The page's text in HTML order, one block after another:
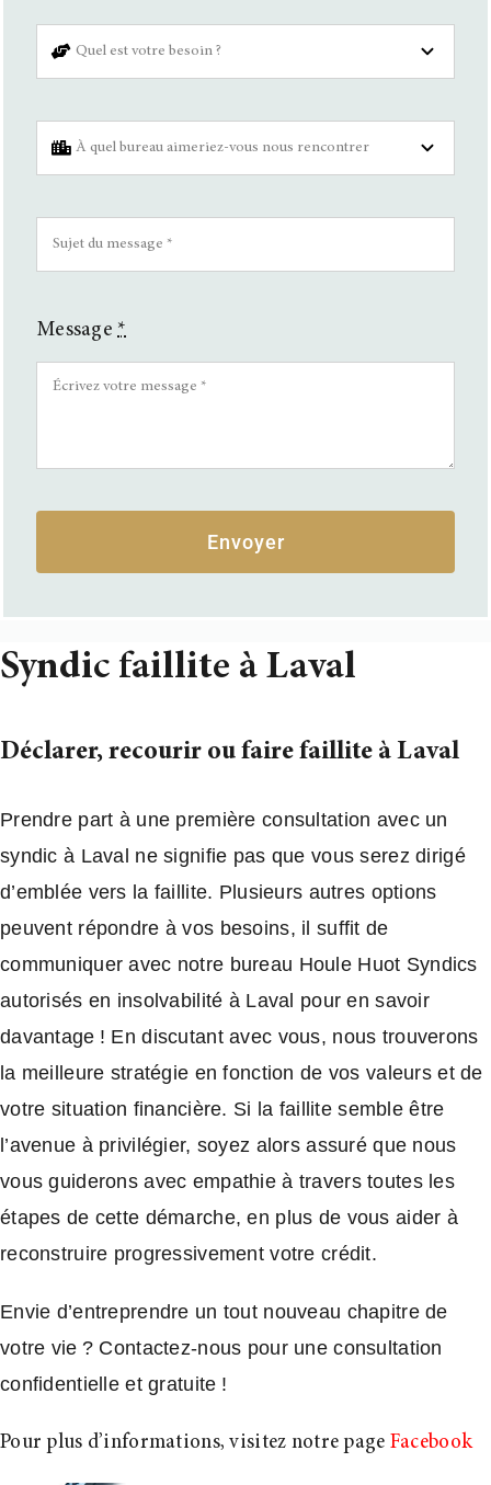
Message*
Envoyer
Syndic faillite à Laval
Déclarer, recourir ou faire faillite à Laval
Prendre part à une première consultation avec un
syndic à Laval ne signifie pas que vous serez dirigé
d’emblée vers la faillite. Plusieurs autres options
peuvent répondre à vos besoins, il suffit de
communiquer avec notre bureau Houle Huot Syndics
autorisés en insolvabilité à Laval pour en savoir
davantage ! En discutant avec vous, nous trouverons
la meilleure stratégie en fonction de vos valeurs et de
votre situation financière. Si la faillite semble être
l’avenue à privilégier, soyez alors assuré que nous
vous guiderons avec empathie à travers toutes les
étapes de cette démarche, en plus de vous aider à
reconstruire progressivement votre crédit.
Envie d’entreprendre un tout nouveau chapitre de
votre vie ? Contactez-nous pour une consultation
confidentielle et gratuite !
Pour plus d’informations, visitez notre page Facebook